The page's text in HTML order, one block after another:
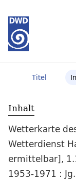
Titel
Inhalt
Wetterkarte
Wetterdienst
ermittelbar],
1953-1971 :